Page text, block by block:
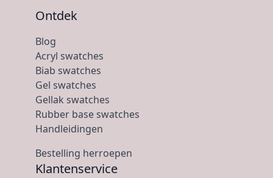
Ontdek
Blog
Acryl swatches
Biab swatches
Gel swatches
Gellak swatches
Rubber base swatches
Handleidingen
Bestelling herroepen
Klantenservice